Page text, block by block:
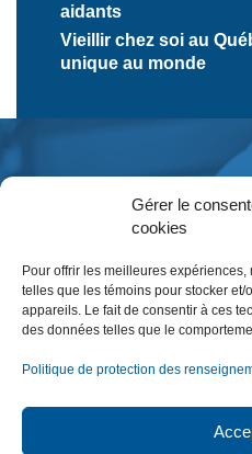
Gérer le
cookies
Pour offrir les meilleures
telles que les témoins pour stocker
appareils. Le fait de consentir à ces
des données telles que le
Politique de protection des
aidants
Vieillir chez soi au
unique au monde
Inscription